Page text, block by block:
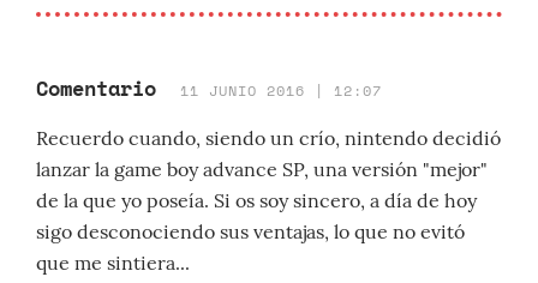
Comentario 11 JUNIO 2016 | 12:07
Recuerdo cuando, siendo un crío, nintendo decidió
lanzar la game boy advance SP, una versión "mejor"
de la que yo poseía. Si os soy sincero, a día de hoy
sigo desconociendo sus ventajas, lo que no evitó
que me sintiera...